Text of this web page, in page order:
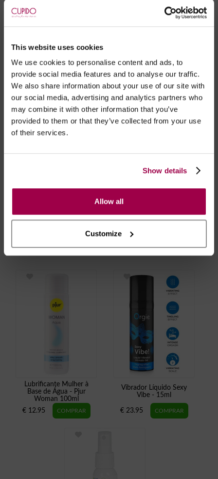
This website uses cookies
We use cookies to personalise content and ads, to
provide social media features and to analyse our traffic.
We also share information about your use of our site with
our social media, advertising and analytics partners who
may combine it with other information that you’ve
provided to them or that they’ve collected from your use
of their services.
Show details
Allow all
Customize
Carregável com cabo USB incluído.
Carregar até luz se manter acesa.
Comando funciona com 1 pilhas CR2032.
Incluída.
Após as 16:00 h, a sua encomenda será entregue em 48
Possibilidade de atraso em épocas festivas.
RECOMENDAMOS
Lubrificante Mulher à
Base de Água - Pjur
Woman 100ml
€ 12.95
Vibrador Líquido Sexy
Vibe - 15ml
€ 23.95